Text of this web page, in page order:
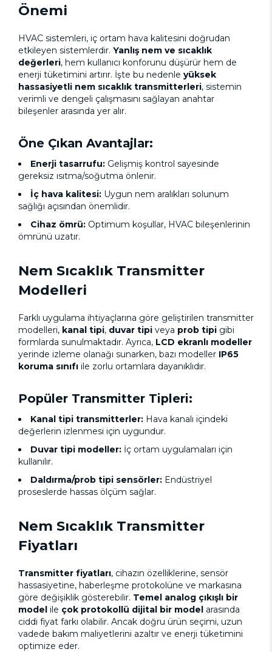
Önemi
HVAC sistemleri, iç ortam hava kalitesini doğrudan
etkileyen sistemlerdir. Yanlış nem ve sıcaklık
değerleri, hem kullanıcı konforunu düşürür hem de
enerji tüketimini artırır. İşte bu nedenle yüksek
hassasiyetli nem sıcaklık transmitterleri, sistemin
verimli ve dengeli çalışmasını sağlayan anahtar
bileşenler arasında yer alır.
Öne Çıkan Avantajlar:
Enerji tasarrufu: Gelişmiş kontrol sayesinde
gereksiz ısıtma/soğutma önlenir.
İç hava kalitesi: Uygun nem aralıkları solunum
sağlığı açısından önemlidir.
Cihaz ömrü: Optimum koşullar, HVAC bileşenlerinin
ömrünü uzatır.
Nem Sıcaklık Transmitter
Modelleri
Farklı uygulama ihtiyaçlarına göre geliştirilen transmitter
modelleri, kanal tipi, duvar tipi veya prob tipi gibi
formlarda sunulmaktadır. Ayrıca, LCD ekranlı modeller
yerinde izleme olanağı sunarken, bazı modeller IP65
koruma sınıfı ile zorlu ortamlara dayanıklıdır.
Popüler Transmitter Tipleri:
Kanal tipi transmitterler: Hava kanalı içindeki
değerlerin izlenmesi için uygundur.
Duvar tipi modeller: İç ortam uygulamaları için
kullanılır.
Daldırma/prob tipi sensörler: Endüstriyel
proseslerde hassas ölçüm sağlar.
Nem Sıcaklık Transmitter
Fiyatları
Transmitter fiyatları, cihazın özelliklerine, sensör
hassasiyetine, haberleşme protokolüne ve markasına
göre değişiklik gösterebilir. Temel analog çıkışlı bir
model ile çok protokollü dijital bir model arasında
ciddi fiyat farkı olabilir. Ancak doğru ürün seçimi, uzun
vadede bakım maliyetlerini azaltır ve enerji tüketimini
optimize eder.